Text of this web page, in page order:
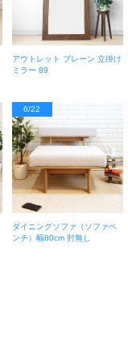
アウトレット プレーン 立掛け
ミラー 89
6/22
ダイニングソファ（ソファベ
ンチ）幅80cm 肘無し